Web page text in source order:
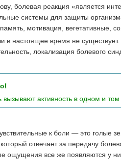
болевая реакция «является
системы для защиты
мотивация, вегетативные,
в настоящее время не
локализация болевого
вызывают активность в одном и
к боли — это голые
отвечает за передачу
ощущения все же появляются у